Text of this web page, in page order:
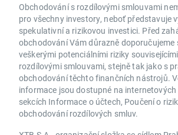
Obchodování s rozdílovými smlouvami
pro všechny investory, neboť představuje
spekulativní a rizikovou investici. Před
obchodování Vám důrazně doporučujeme
veškerými potenciálními riziky
rozdílovými smlouvami, stejně tak jako s
obchodování těchto finančních nástrojů.
informace jsou dostupné na
sekcích Informace o účtech, Poučení o
obchodování rozdílových smluv.